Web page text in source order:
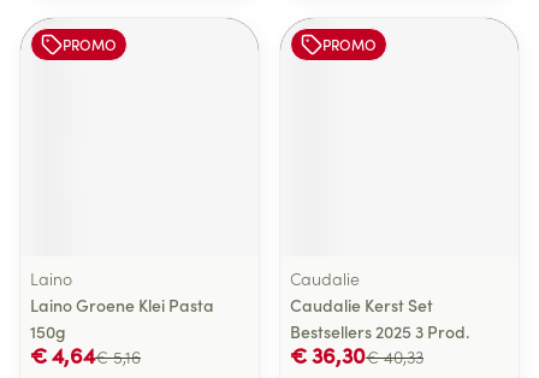
PROMO
Laino
Laino Groene Klei Pasta
150g
€ 5,16
€ 4,64
PROMO
Caudalie
Caudalie Kerst Set
Bestsellers 2025 3 Prod.
€ 40,33
€ 36,30